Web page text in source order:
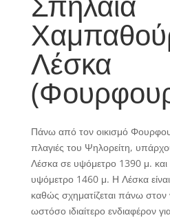
Λέσκα
Πάνω από τον οικισμό
πλαγιές του Ψηλορείτη,
Λέσκα σε υψόμετρο 1390 μ.
υψόμετρο 1460 μ. Η Λέσκα
καθώς σχηματίζεται πάνω στον
ωστόσο ιδιαίτερο ενδιαφέρον